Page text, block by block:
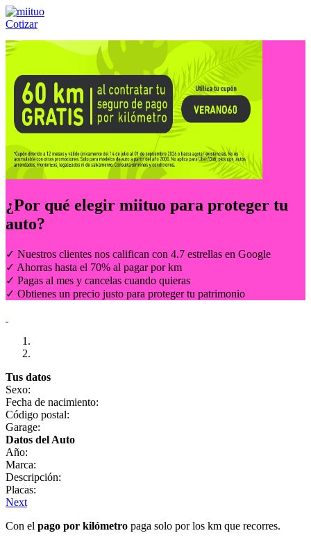
Cotizar
Llámanos al:(55) 84-21-05-00 ó
¿Por qué elegir miituo para proteger tu
auto?
✓ Nuestros clientes nos califican con 4.7 estrellas en Google
✓ Ahorras hasta el 70% al pagar por km
✓ Pagas al mes y cancelas cuando quieras
✓ Obtienes un precio justo para proteger tu patrimonio
Tus datos
Sexo:
Fecha de nacimiento:
Código postal:
Garage:
Datos del Auto
Año:
Marca:
Descripción:
Placas:
Next
Con el pago por kilómetro paga solo por los km que recorres.